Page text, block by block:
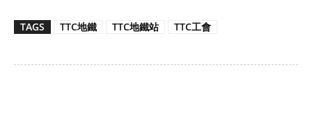
TAGS TTC地鐵 TTC地鐵站 TTC工會